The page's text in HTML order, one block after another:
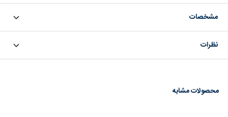
مشخصات
نظرات
محصولات مشابه